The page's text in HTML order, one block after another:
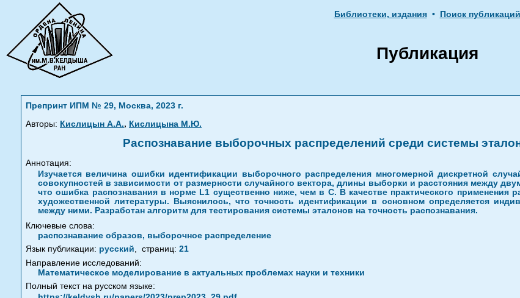
Библиотеки, издания • Поиск публикаций
Публикация
Препринт ИПМ № 29, Москва, 2023 г.
Авторы: Кислицын А.А., Кислицына М.Ю.
Распознавание выборочных распределений среди системы
Аннотация:
Изучается величина ошибки идентификации выборочного распределения многомерной дискретной
совокупностей в зависимости от размерности случайного вектора, длины выборки и расстояния между
что ошибка распознавания в норме L1 существенно ниже, чем в C. В качестве практического применения
художественной литературы. Выяснилось, что точность идентификации в основном определяется
между ними. Разработан алгоритм для тестирования системы эталонов на точность распознавания.
Ключевые слова:
распознавание образов, выборочное распределение
Язык публикации: русский, страниц: 21
Направление исследований:
Математическое моделирование в актуальных проблемах науки и техники
Полный текст на русском языке: